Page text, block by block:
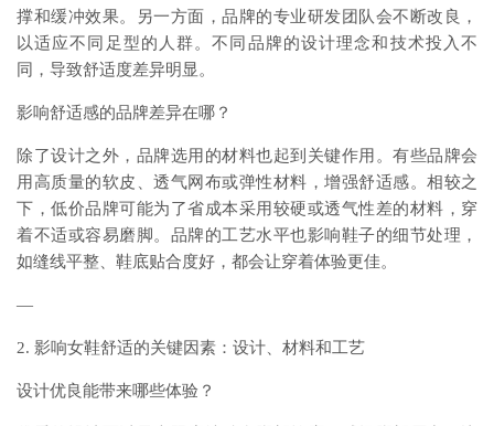
撑和缓冲效果。另一方面，品牌的专业研发团队会不断改良，
以适应不同足型的人群。不同品牌的设计理念和技术投入不
同，导致舒适度差异明显。
影响舒适感的品牌差异在哪？
除了设计之外，品牌选用的材料也起到关键作用。有些品牌会
用高质量的软皮、透气网布或弹性材料，增强舒适感。相较之
下，低价品牌可能为了省成本采用较硬或透气性差的材料，穿
着不适或容易磨脚。品牌的工艺水平也影响鞋子的细节处理，
如缝线平整、鞋底贴合度好，都会让穿着体验更佳。
—
2. 影响女鞋舒适的关键因素：设计、材料和工艺
设计优良能带来哪些体验？